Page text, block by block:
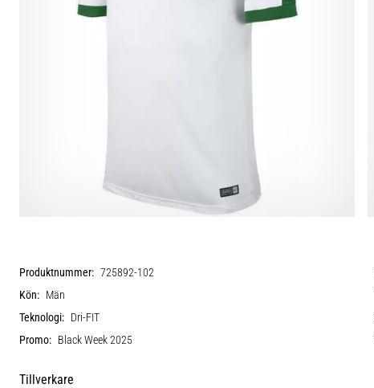
Produktnummer: 725892-102
Kön: Män
Teknologi: Dri-FIT
Promo: Black Week 2025
Tillverkare